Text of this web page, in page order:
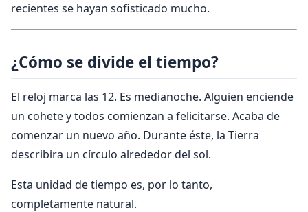
recientes se hayan sofisticado mucho.
¿Cómo se divide el tiempo?
El reloj marca las 12. Es medianoche. Alguien enciende
un cohete y todos comienzan a felicitarse. Acaba de
comenzar un nuevo año. Durante éste, la Tierra
describira un círculo alrededor del sol.
Esta unidad de tiempo es, por lo tanto,
completamente natural.